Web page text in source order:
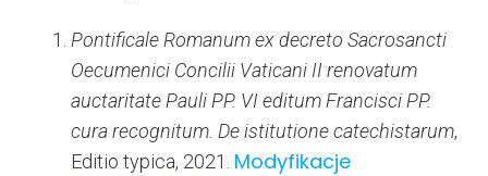
Pontificale Romanum ex decreto Sacrosancti
Oecumenici Concilii Vaticani II renovatum
auctaritate Pauli PP. VI editum Francisci PP.
cura recognitum. De istitutione catechistarum,
Editio typica, 2021. Modyfikacje